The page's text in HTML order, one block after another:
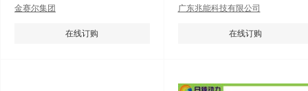
金赛尔集团
在线订购
广东兆能科技有限公司
在线订购